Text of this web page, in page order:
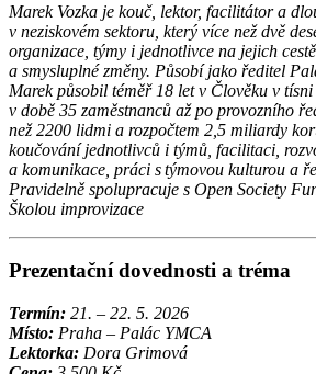
Marek Vozka je kouč, lektor, facilitátor a
v neziskovém sektoru, který více než dvě
organizace, týmy i jednotlivce na jejich
a smysluplné změny. Působí jako ředitel
Marek působil téměř 18 let v Člověku v
v době 35 zaměstnanců až po provozního
než 2200 lidmi a rozpočtem 2,5 miliardy
koučování jednotlivců i týmů, facilitaci,
a komunikace, práci s týmovou kulturou a
Pravidelně spolupracuje s Open Society
Školou improvizace
Prezentační dovednosti a tréma
Termín: 21. – 22. 5. 2026
Místo: Praha – Palác YMCA
Lektorka: Dora Grimová